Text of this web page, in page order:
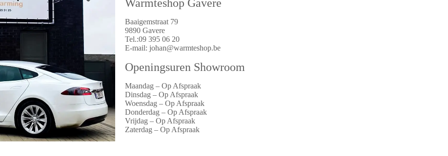
Warmteshop Gavere
Baaigemstraat 79
9890 Gavere
Tel.:09 395 06 20
E-mail: johan@warmteshop.be
Openingsuren Showroom
Maandag – Op Afspraak
Dinsdag – Op Afspraak
Woensdag – Op Afspraak
Donderdag – Op Afspraak
Vrijdag – Op Afspraak
Zaterdag – Op Afspraak